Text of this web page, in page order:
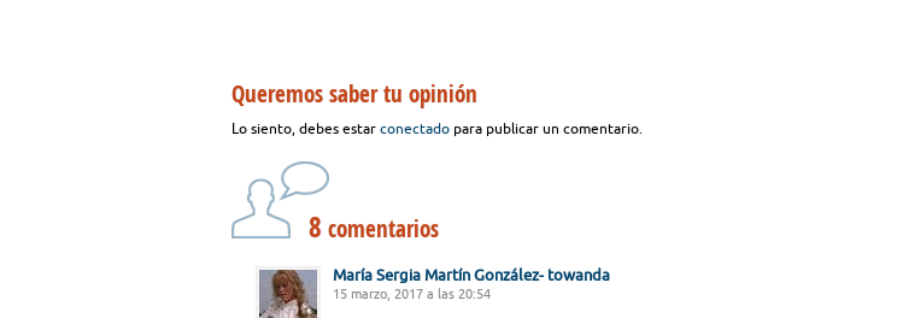
Queremos saber tu opinión
Lo siento, debes estar conectado para publicar un comentario.
8 comentarios
María Sergia Martín González- towanda
15 marzo, 2017 a las 20:54